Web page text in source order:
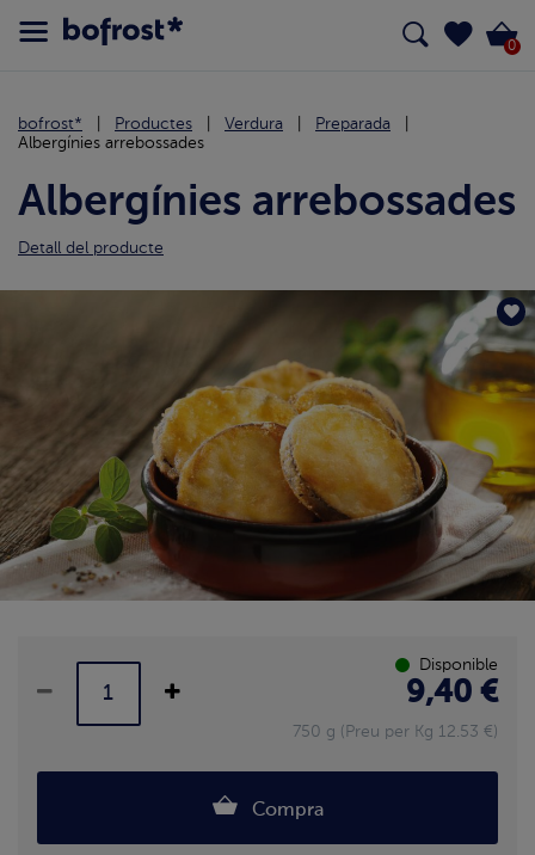
0
bofrost* Productes Verdura
Preparada
Albergínies arrebossades
Albergínies arrebossades
Detall del producte
Disponible
9,40 €
750 g (Preu per Kg 12.53 €)
Compra